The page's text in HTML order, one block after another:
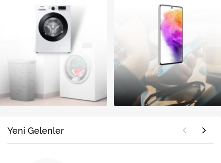
Yeni Gelenler